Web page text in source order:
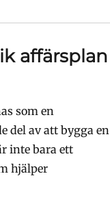
affärsplan
som en
del av att bygga en
inte bara ett
hjälper